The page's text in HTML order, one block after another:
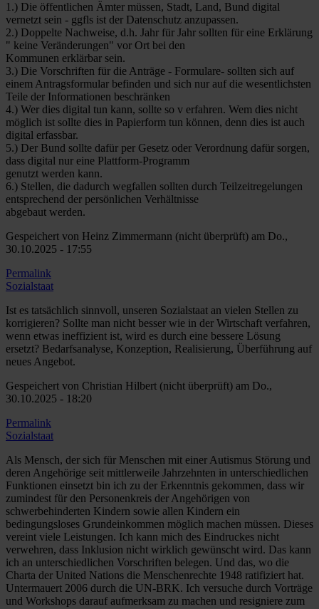
1.) Die öffentlichen Ämter müssen, Stadt, Land, Bund digital
vernetzt sein - ggfls ist der Datenschutz anzupassen.
2.) Doppelte Nachweise, d.h. Jahr für Jahr sollten für eine Erklärung
" keine Veränderungen" vor Ort bei den
Kommunen erklärbar sein.
3.) Die Vorschriften für die Anträge - Formulare- sollten sich auf
einem Antragsformular befinden und sich nur auf die wesentlichsten
Teile der Informationen beschränken
4.) Wer dies digital tun kann, sollte so v erfahren. Wem dies nicht
möglich ist sollte dies in Papierform tun können, denn dies ist auch
digital erfassbar.
5.) Der Bund sollte dafür per Gesetz oder Verordnung dafür sorgen,
dass digital nur eine Plattform-Programm
genutzt werden kann.
6.) Stellen, die dadurch wegfallen sollten durch Teilzeitregelungen
entsprechend der persönlichen Verhältnisse
abgebaut werden.
Gespeichert von Heinz Zimmermann (nicht überprüft) am Do.,
30.10.2025 - 17:55
Permalink
Sozialstaat
Ist es tatsächlich sinnvoll, unseren Sozialstaat an vielen Stellen zu
korrigieren? Sollte man nicht besser wie in der Wirtschaft verfahren,
wenn etwas ineffizient ist, wird es durch eine bessere Lösung
ersetzt? Bedarfsanalyse, Konzeption, Realisierung, Überführung auf
neues Angebot.
Gespeichert von Christian Hilbert (nicht überprüft) am Do.,
30.10.2025 - 18:20
Permalink
Sozialstaat
Als Mensch, der sich für Menschen mit einer Autismus Störung und
deren Angehörige seit mittlerweile Jahrzehnten in unterschiedlichen
Funktionen einsetzt bin ich zu der Erkenntnis gekommen, dass wir
zumindest für den Personenkreis der Angehörigen von
schwerbehinderten Kindern sowie allen Kindern ein
bedingungsloses Grundeinkommen möglich machen müssen. Dieses
vereint viele Leistungen. Ich kann mich des Eindruckes nicht
verwehren, dass Inklusion nicht wirklich gewünscht wird. Das kann
ich an unterschiedlichen Vorschriften belegen. Und das, wo die
Charta der United Nations die Menschenrechte 1948 ratifiziert hat.
Untermauert 2006 durch die UN-BRK. Ich versuche durch Vorträge
und Workshops darauf aufmerksam zu machen und resigniere zum